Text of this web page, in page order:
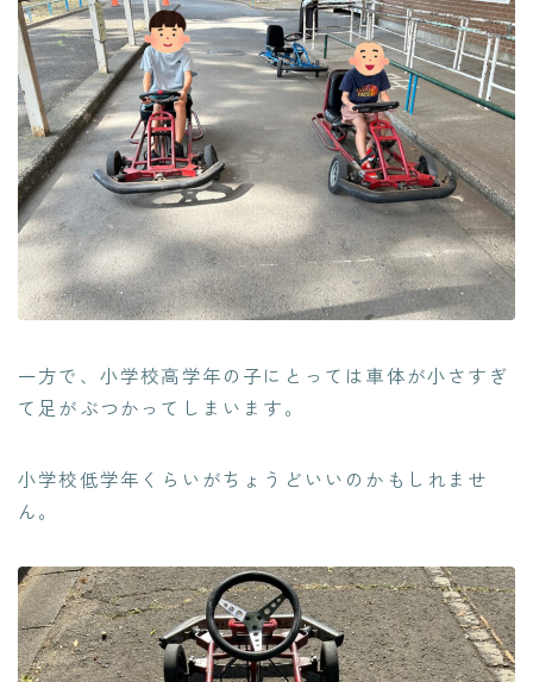
一方で、小学校高学年の子にとっては車体が小さすぎ
て足がぶつかってしまいます。
小学校低学年くらいがちょうどいいのかもしれませ
ん。